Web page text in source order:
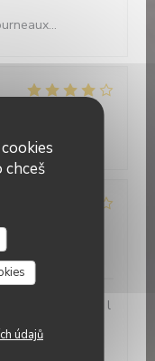
chceš
údajů
arrivés à l
avons eu des
a reçu
de pain.. Par